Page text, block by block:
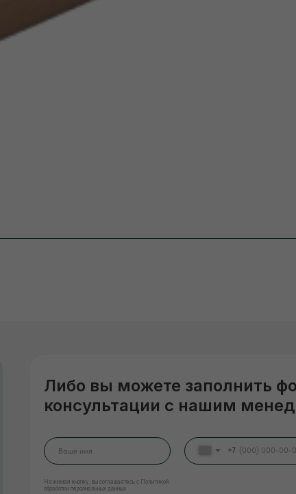
Либо вы можете заполнить
консультации с нашим
Нажимая кнопку, вы соглашаетесь с Политикой
обработки персональных данных
+7